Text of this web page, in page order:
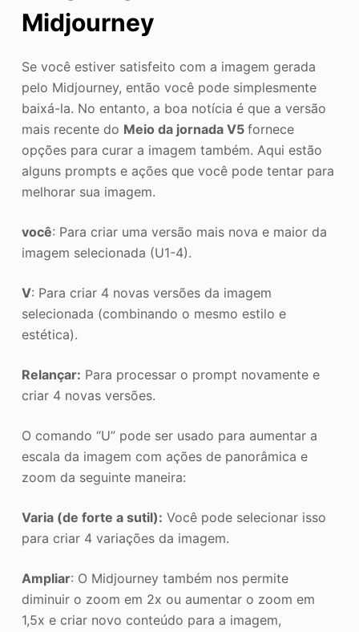
Midjourney
Se você estiver satisfeito com a imagem gerada
pelo Midjourney, então você pode simplesmente
baixá-la. No entanto, a boa notícia é que a versão
mais recente do Meio da jornada V5 fornece
opções para curar a imagem também. Aqui estão
alguns prompts e ações que você pode tentar para
melhorar sua imagem.
você: Para criar uma versão mais nova e maior da
imagem selecionada (U1-4).
V: Para criar 4 novas versões da imagem
selecionada (combinando o mesmo estilo e
estética).
Relançar: Para processar o prompt novamente e
criar 4 novas versões.
O comando “U” pode ser usado para aumentar a
escala da imagem com ações de panorâmica e
zoom da seguinte maneira:
Varia (de forte a sutil): Você pode selecionar isso
para criar 4 variações da imagem.
Ampliar: O Midjourney também nos permite
diminuir o zoom em 2x ou aumentar o zoom em
1,5x e criar novo conteúdo para a imagem,